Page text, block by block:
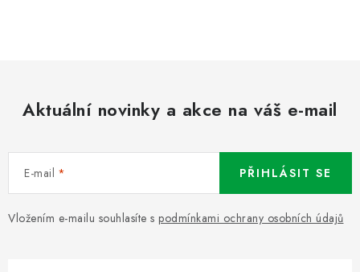
Aktuální novinky a akce na váš e-mail
E-mail
Vložením e-mailu souhlasíte s podmínkami ochrany osobních údajů
PŘIHLÁSIT SE